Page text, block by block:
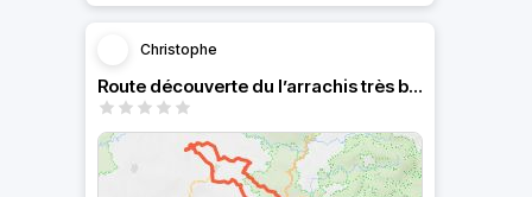
Christophe
Route découverte du l’arrachis très bien